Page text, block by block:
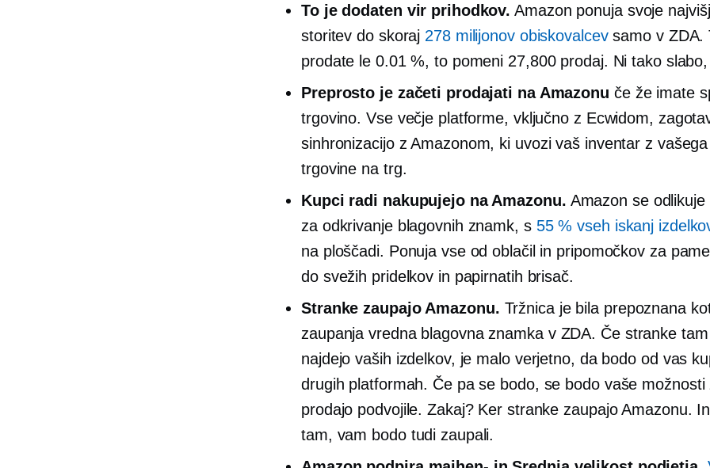
To je dodaten vir prihodkov. Amazon ponuja svoje
storitev do skoraj 278 milijonov obiskovalcevsamo v ZDA.
prodate le 0.01 %, to pomeni 27,800 prodaj. Ni tako
Preprosto je začeti prodajati na Amazonu če že imate
trgovino. Vse večje platforme, vključno z Ecwidom,
sinhronizacijo z Amazonom, ki uvozi vaš inventar z
trgovine na trg.
Kupci radi nakupujejo na Amazonu. Amazon se
za odkrivanje blagovnih znamk, s 55 % vseh iskanj
na ploščadi. Ponuja vse od oblačil in pripomočkov za
do svežih pridelkov in papirnatih brisač.
Stranke zaupajo Amazonu. Tržnica je bila prepoznana
zaupanja vredna blagovna znamka v ZDA. Če stranke
najdejo vaših izdelkov, je malo verjetno, da bodo od vas
drugih platformah. Če pa se bodo, se bodo vaše možnosti
prodajo podvojile. Zakaj? Ker stranke zaupajo Amazonu.
tam, vam bodo tudi zaupali.